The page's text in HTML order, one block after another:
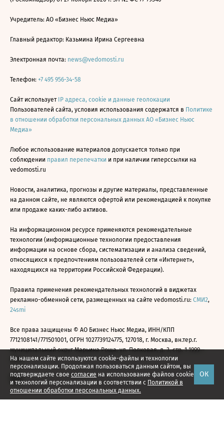
На нашем сайте используются cookie-файлы и технологии
персонализации. Продолжая пользоваться данным сайтом, вы
подтверждаете свое согласие на использование файлов cookie
и технологий персонализации в соответствии с Политикой в
отношении обработки персональных данных.
ОК
Учредитель: АО «Бизнес Ньюс Медиа»
Главный редактор: Казьмина Ирина Сергеевна
Электронная почта: news@vedomosti.ru
Телефон: +7 495 956-34-58
Сайт использует IP адреса, cookie и данные геолокации
Пользователей сайта, условия использования содержатся в Политике
в отношении обработки персональных данных АО «Бизнес Ньюс
Медиа»
Любое использование материалов допускается только при
соблюдении правил перепечатки и при наличии гиперссылки на
vedomosti.ru
Новости, аналитика, прогнозы и другие материалы, представленные
на данном сайте, не являются офертой или рекомендацией к покупке
или продаже каких-либо активов.
На информационном ресурсе применяются рекомендательные
технологии (информационные технологии предоставления
информации на основе сбора, систематизации и анализа сведений,
относящихся к предпочтениям пользователей сети «Интернет»,
находящихся на территории Российской Федерации).
Правила применения рекомендательных технологий в виджетах
рекламно-обменной сети, размещенных на сайте vedomosti.ru: СМИ2,
24smi
Все права защищены © АО Бизнес Ньюс Медиа, ИНН/КПП
7712108141/771501001, ОГРН 1027739124775, 127018, г. Москва, вн.тер.г.
муниципальный округ Марьина Роща, ул. Полковая, д. 3, стр. 1 1999—
2026